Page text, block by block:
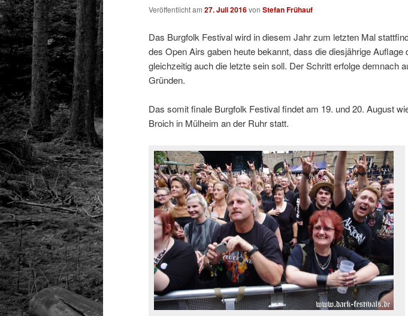
Veröffentlicht am 27. Juli 2016von Stefan Frühauf
Das Burgfolk Festival wird in diesem Jahr zum letzten Mal
des Open Airs gaben heute bekannt, dass die diesjährige Auflage
gleichzeitig auch die letzte sein soll. Der Schritt erfolge demnach
Gründen.
Das somit finale Burgfolk Festival findet am 19. und 20. August
Broich in Mülheim an der Ruhr statt.